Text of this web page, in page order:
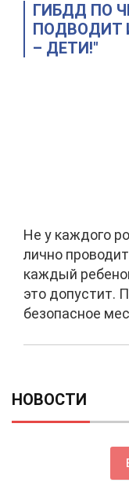
ГИБДД ПО
ПОДВОДИТ
– ДЕТИ!"
Не у каждого
лично
каждый
это допустит.
безопасное
НОВОСТИ